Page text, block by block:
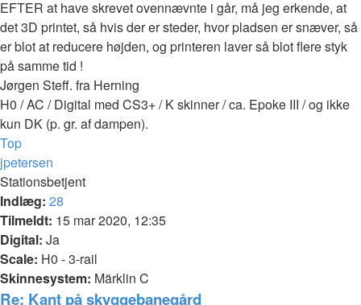
EFTER at have skrevet ovennævnte i går, må jeg erkende, at
det 3D printet, så hvis der er steder, hvor pladsen er snæver, så
er blot at reducere højden, og printeren laver så blot flere styk
på samme tid !
Jørgen Steff. fra Herning
H0 / AC / Digital med CS3+ / K skinner / ca. Epoke III / og ikke
kun DK (p. gr. af dampen).
Top
jpetersen
Stationsbetjent
Indlæg: 28
Tilmeldt: 15 mar 2020, 12:35
Digital: Ja
Scale: H0 - 3-rail
Skinnesystem: Märklin C
Re: Kant på skyggebanegård